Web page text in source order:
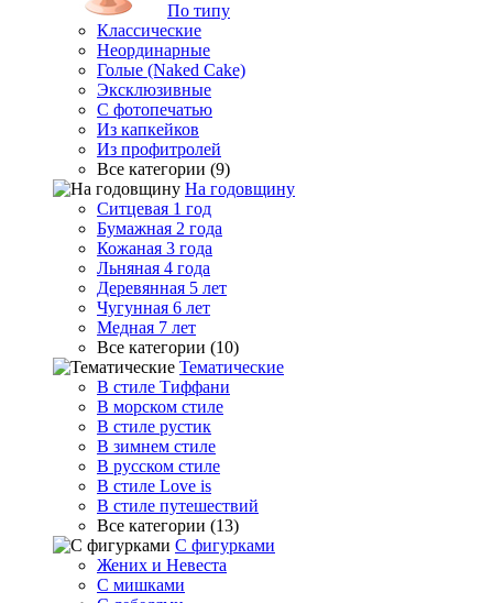
По типу
Классические
Неординарные
Голые (Naked Cake)
Эксклюзивные
С фотопечатью
Из капкейков
Из профитролей
Все категории (9)
На годовщину
Ситцевая 1 год
Бумажная 2 года
Кожаная 3 года
Льняная 4 года
Деревянная 5 лет
Чугунная 6 лет
Медная 7 лет
Все категории (10)
Тематические
В стиле Тиффани
В морском стиле
В стиле рустик
В зимнем стиле
В русском стиле
В стиле Love is
В стиле путешествий
Все категории (13)
С фигурками
Жених и Невеста
С мишками